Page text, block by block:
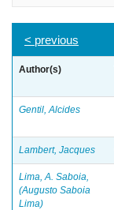
< previous
Author(s)
Gentil, Alcides
Lambert, Jacques
Lima, A. Saboia,
(Augusto Saboia
Lima)